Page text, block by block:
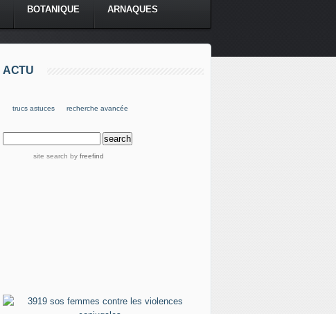
BOTANIQUE ARNAQUES
ACTU
trucs astuces recherche avancée
site search by freefind